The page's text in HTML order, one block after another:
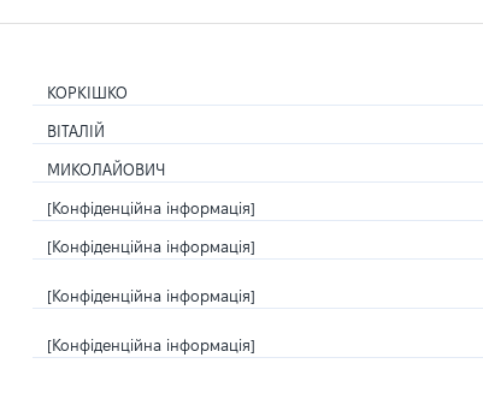
КОРКІШКО
ВІТАЛІЙ
МИКОЛАЙОВИЧ
[Конфіденційна інформація]
[Конфіденційна інформація]
[Конфіденційна інформація]
[Конфіденційна інформація]